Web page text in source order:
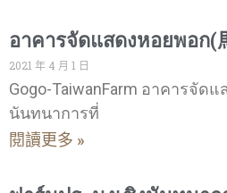
อาคารจัดแสดงหอยพอก(
2021 年 4 月 1 日
Gogo-TaiwanFarm อาคารจัด
นันทนาการที่
閱讀更多 »